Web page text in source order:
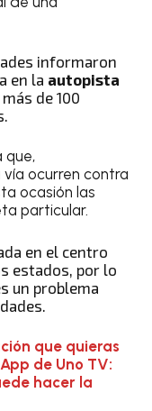
informaron
en la autopista
de 100
que,
ocurren contra
ocasión las
particular.
en el centro
estados, por lo
un problema
que quieras
de Uno TV:
hacer la